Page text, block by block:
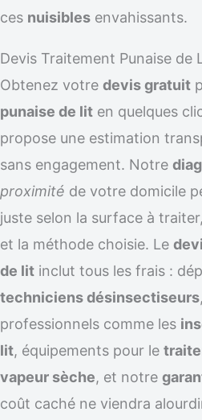
ces nuisibles envahissants.
Devis Traitement Punaise de
Obtenez votre devis gratuit
punaise de lit en quelques
propose une estimation
sans engagement. Notre
proximité de votre domicile
juste selon la surface à
et la méthode choisie. Le
de lit inclut tous les frais :
techniciens désinsectiseurs
professionnels comme les
lit, équipements pour le
vapeur sèche, et notre
coût caché ne viendra